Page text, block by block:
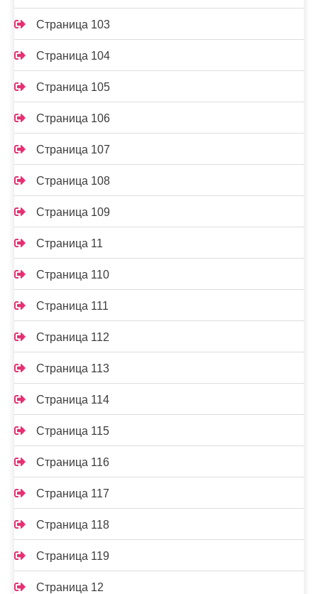
Страница 103
Страница 104
Страница 105
Страница 106
Страница 107
Страница 108
Страница 109
Страница 11
Страница 110
Страница 111
Страница 112
Страница 113
Страница 114
Страница 115
Страница 116
Страница 117
Страница 118
Страница 119
Страница 12